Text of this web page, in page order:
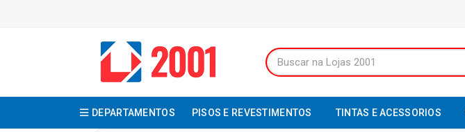
DEPARTAMENTOS PISOS E REVESTIMENTOS TINTAS E ACESSORIOS